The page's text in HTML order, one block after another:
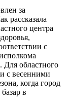
за
рассказала
центра
с
Для областного
с весенними
когда город
в